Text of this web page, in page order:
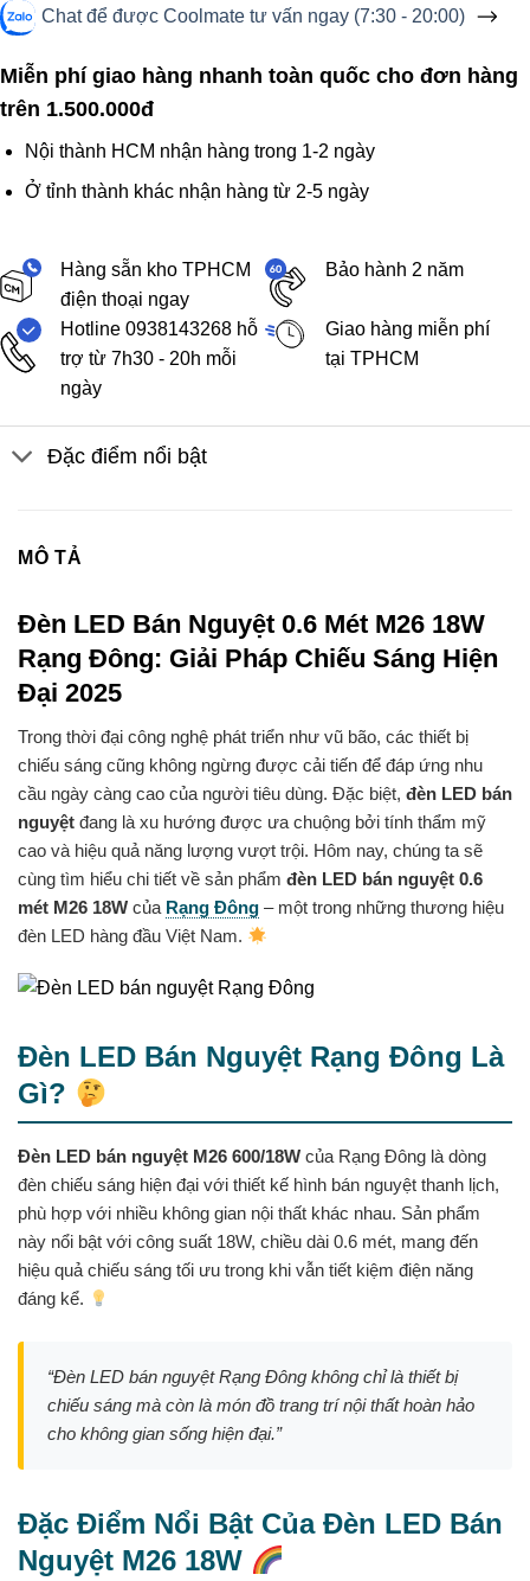
Chat để được Coolmate tư vấn ngay (7:30 - 20:00)
Miễn phí giao hàng nhanh toàn quốc cho đơn hàng
trên 1.500.000đ
Nội thành HCM nhận hàng trong 1-2 ngày
Ở tỉnh thành khác nhận hàng từ 2-5 ngày
Hàng sẵn kho TPHCM
điện thoại ngay
Bảo hành 2 năm
Hotline 0938143268 hỗ
trợ từ 7h30 - 20h mỗi
ngày
Giao hàng miễn phí
tại TPHCM
Đặc điểm nổi bật
MÔ TẢ
Đèn LED Bán Nguyệt 0.6 Mét M26 18W
Rạng Đông: Giải Pháp Chiếu Sáng Hiện
Đại 2025
Trong thời đại công nghệ phát triển như vũ bão, các thiết bị
chiếu sáng cũng không ngừng được cải tiến để đáp ứng nhu
cầu ngày càng cao của người tiêu dùng. Đặc biệt, đèn LED bán
nguyệt đang là xu hướng được ưa chuộng bởi tính thẩm mỹ
cao và hiệu quả năng lượng vượt trội. Hôm nay, chúng ta sẽ
cùng tìm hiểu chi tiết về sản phẩm đèn LED bán nguyệt 0.6
mét M26 18W của Rạng Đông – một trong những thương hiệu
đèn LED hàng đầu Việt Nam.
Đèn LED Bán Nguyệt Rạng Đông Là
Gì?
Đèn LED bán nguyệt M26 600/18W của Rạng Đông là dòng
đèn chiếu sáng hiện đại với thiết kế hình bán nguyệt thanh lịch,
phù hợp với nhiều không gian nội thất khác nhau. Sản phẩm
này nổi bật với công suất 18W, chiều dài 0.6 mét, mang đến
hiệu quả chiếu sáng tối ưu trong khi vẫn tiết kiệm điện năng
đáng kể.
“Đèn LED bán nguyệt Rạng Đông không chỉ là thiết bị
chiếu sáng mà còn là món đồ trang trí nội thất hoàn hảo
cho không gian sống hiện đại.”
Đặc Điểm Nổi Bật Của Đèn LED Bán
Nguyệt M26 18W